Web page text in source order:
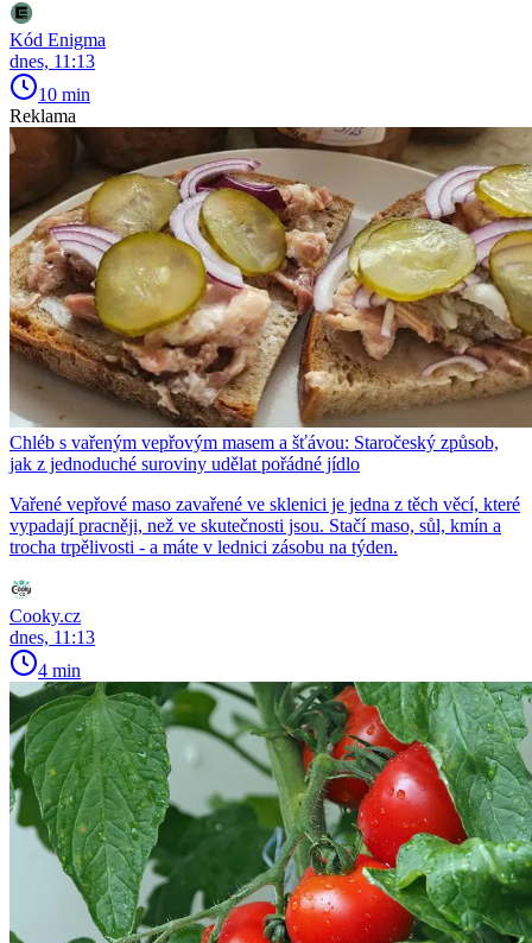
Kód Enigma
dnes, 11:13
10 min
Reklama
Chléb s vařeným vepřovým masem a šťávou: Staročeský způsob,
jak z jednoduché suroviny udělat pořádné jídlo
Vařené vepřové maso zavařené ve sklenici je jedna z těch věcí, které
vypadají pracněji, než ve skutečnosti jsou. Stačí maso, sůl, kmín a
trocha trpělivosti - a máte v lednici zásobu na týden.
Cooky.cz
dnes, 11:13
4 min